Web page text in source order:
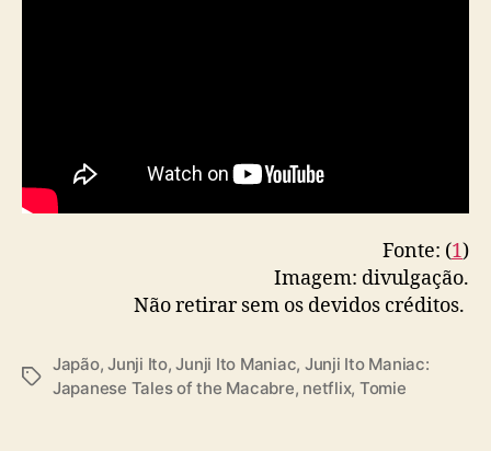
e
h
o
r
o
Fonte: (1)
Imagem: divulgação.
Não retirar sem os devidos créditos.
T
Japão,Junji Ito,Junji Ito Maniac, Junji Ito Maniac:
Japanese Tales of the Macabre, netflix, Tomie